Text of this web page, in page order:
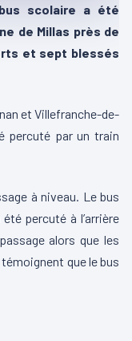
scolaire a été
de Millas près de
et sept blessés
et Villefranche-de-
percuté par un train
à niveau. Le bus
percuté à l’arrière
alors que les
que le bus